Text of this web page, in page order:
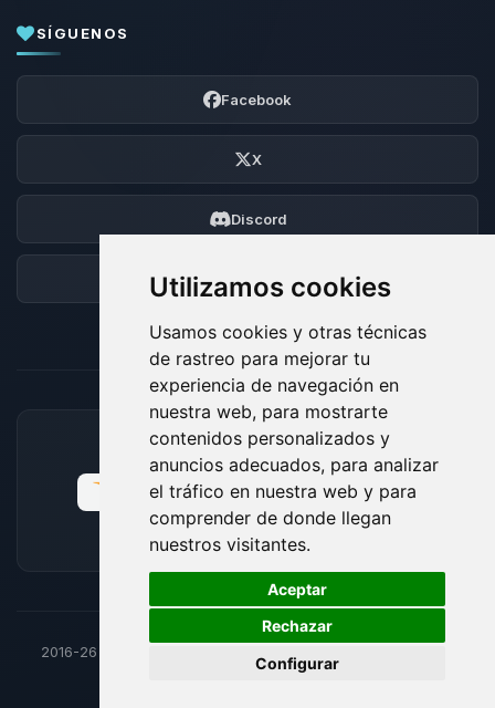
Utilizamos cookies
Usamos cookies y otras técnicas
de rastreo para mejorar tu
experiencia de navegación en
nuestra web, para mostrarte
contenidos personalizados y
anuncios adecuados, para analizar
el tráfico en nuestra web y para
comprender de donde llegan
nuestros visitantes.
Aceptar
Rechazar
Configurar
SÍGUENOS
Facebook
X
Discord
Foro
MÉTODOS DE PAGO ACEPTADOS
2016-26
🍪